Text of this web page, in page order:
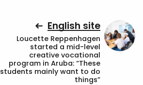
English site
Loucette Reppenhagen
started a mid-level
creative vocational
program in Aruba: “These
students mainly want to do
things”